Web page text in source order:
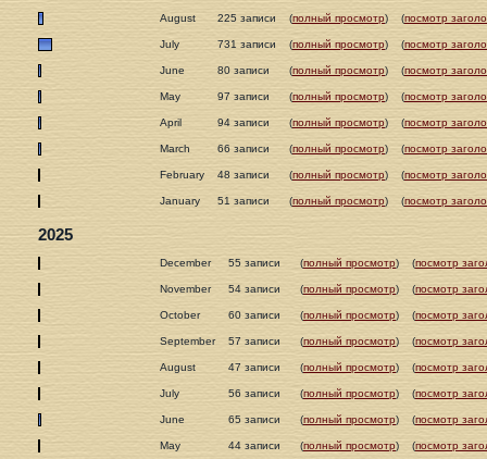
August 225 записи (полный просмотр) (посмотр
July 731 записи (полный просмотр) (посмотр
June 80 записи (полный просмотр) (посмотр
May 97 записи (полный просмотр) (посмотр
April 94 записи (полный просмотр) (посмотр
March 66 записи (полный просмотр) (посмотр
February 48 записи (полный просмотр) (посмотр
January 51 записи (полный просмотр) (посмотр
2025
December 55 записи (полный просмотр) (посмотр
November 54 записи (полный просмотр) (посмотр
October 60 записи (полный просмотр) (посмотр
September 57 записи (полный просмотр) (посмотр
August 47 записи (полный просмотр) (посмотр
July 56 записи (полный просмотр) (посмотр
June 65 записи (полный просмотр) (посмотр
May 44 записи (полный просмотр) (посмотр